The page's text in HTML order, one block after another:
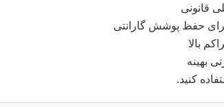
برای حفظ پوشش گارانتی
بالا
بهینه
کنید.